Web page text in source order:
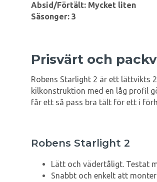
Absid/Förtält: Mycket liten
Säsonger: 3
Prisvärt och
Robens Starlight 2 är ett lättvikts
kilkonstruktion med en låg profil
får ett så pass bra tält för ett i
Robens Starlight 2
Lätt och vädertåligt. Testat
Snabbt och enkelt att